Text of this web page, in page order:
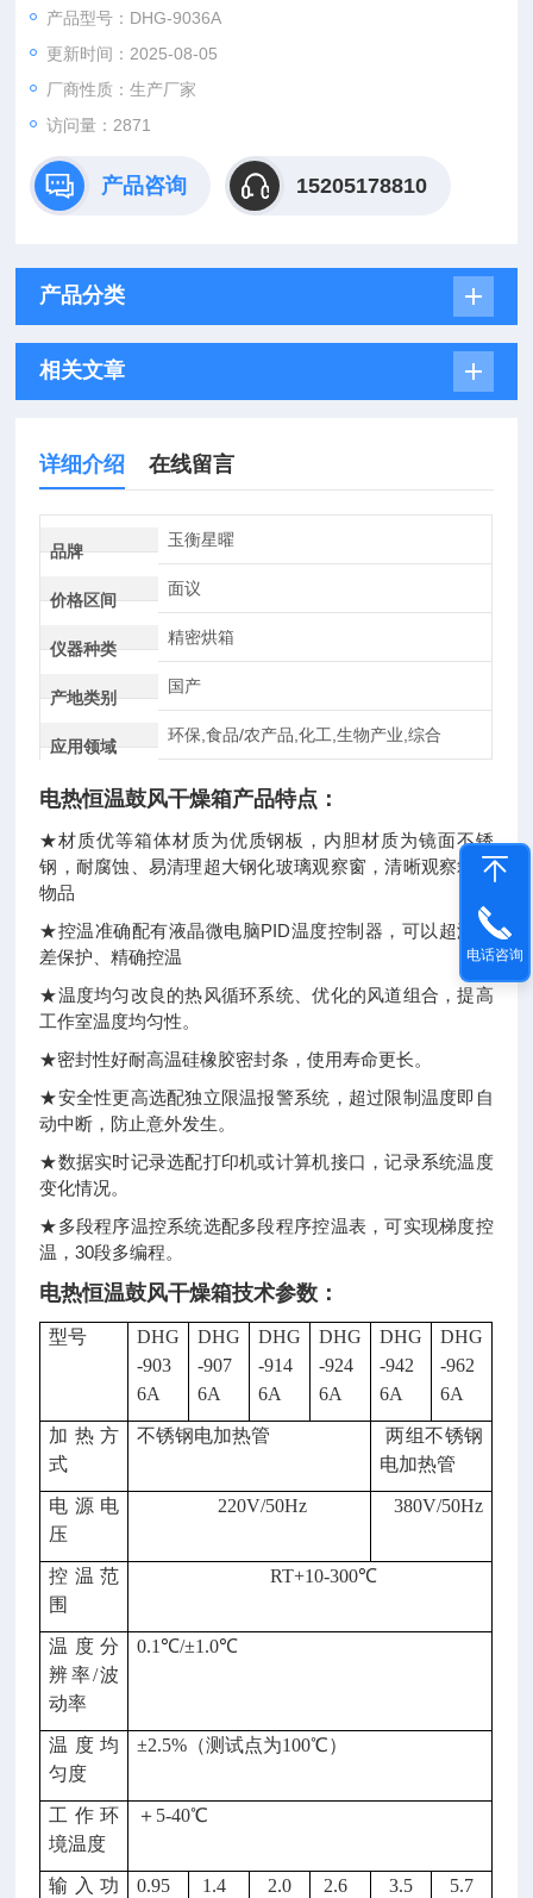
产品型号：DHG-9036A
更新时间：2025-08-05
厂商性质：生产厂家
访问量：2871
产品咨询 15205178810
产品分类
相关文章
详细介绍 在线留言
品牌
玉衡星曜
价格区间
面议
仪器种类
精密烘箱
产地类别
国产
应用领域
环保,食品/农产品,化工,生物产业,综合
电热恒温鼓风干燥箱产品特点：
★材质优等箱体材质为优质钢板，内胆材质为镜面不锈
钢，耐腐蚀、易清理超大钢化玻璃观察窗，清晰观察箱内
物品
★控温准确配有液晶微电脑PID温度控制器，可以超温偏
差保护、精确控温
★温度均匀改良的热风循环系统、优化的风道组合，提高
工作室温度均匀性。
★密封性好耐高温硅橡胶密封条，使用寿命更长。
★安全性更高选配独立限温报警系统，超过限制温度即自
动中断，防止意外发生。
★数据实时记录选配打印机或计算机接口，记录系统温度
变化情况。
★多段程序温控系统选配多段程序控温表，可实现梯度控
温，30段多编程。
电热恒温鼓风干燥箱技术参数：
型号
DHG
-903
6A
DHG
-907
6A
DHG
-914
6A
DHG
-924
6A
DHG
-942
6A
DHG
-962
6A
加热方
式
不锈钢电加热管
两组不锈钢
电加热管
电源电
压
220V/50Hz 380V/50Hz
控温范
围
RT+10-300℃
温度分
辨率/波
动率
0.1℃/±1.0℃
温度均
匀度
±2.5%（测试点为100℃）
工作环
境温度
＋ 5-40℃
输入功 0.95 1.4 2.0 2.6 3.5 5.7
电话咨询